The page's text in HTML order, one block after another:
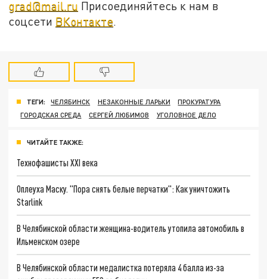
grad@mail.ru Присоединяйтесь к нам в
соцсети ВКонтакте.
ТЕГИ: ЧЕЛЯБИНСК НЕЗАКОННЫЕ ЛАРЬКИ
ПРОКУРАТУРА
ГОРОДСКАЯ СРЕДА
СЕРГЕЙ ЛЮБИМОВ УГОЛОВНОЕ ДЕЛО
ЧИТАЙТЕ ТАКЖЕ:
Технофашисты XXI века
Оплеуха Маску. "Пора снять белые перчатки": Как уничтожить
Starlink
В Челябинской области женщина-водитель утопила автомобиль в
Ильменском озере
В Челябинской области медалистка потеряла 4 балла из-за